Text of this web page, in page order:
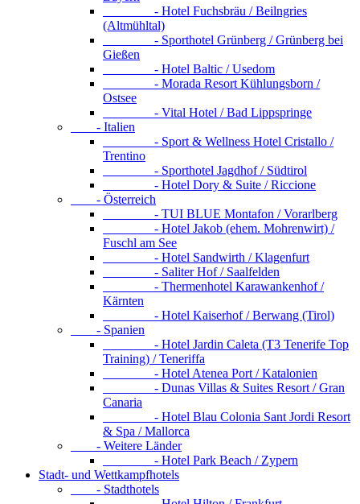
- Hotel Fuchsbräu / Beilngries
(Altmühltal)
- Sporthotel Grünberg / Grünberg bei
Gießen
- Hotel Baltic / Usedom
- Morada Resort Kühlungsborn /
Ostsee
- Vital Hotel / Bad Lippspringe
- Italien
- Sport & Wellness Hotel Cristallo /
Trentino
- Sporthotel Jagdhof / Südtirol
- Hotel Dory & Suite / Riccione
- Österreich
- TUI BLUE Montafon / Vorarlberg
- Hotel Jakob (ehem. Mohrenwirt) /
Fuschl am See
- Hotel Sandwirth / Klagenfurt
- Saliter Hof / Saalfelden
- Thermenhotel Karawankenhof /
Kärnten
- Hotel Kaiserhof / Berwang (Tirol)
- Spanien
- Hotel Jardin Caleta (T3 Tenerife Top
Training) / Teneriffa
- Hotel Atenea Port / Katalonien
- Dunas Villas & Suites Resort / Gran
Canaria
- Hotel Blau Colonia Sant Jordi Resort
& Spa / Mallorca
- Weitere Länder
- Hotel Park Beach / Zypern
Stadt- und Wettkampfhotels
- Stadthotels